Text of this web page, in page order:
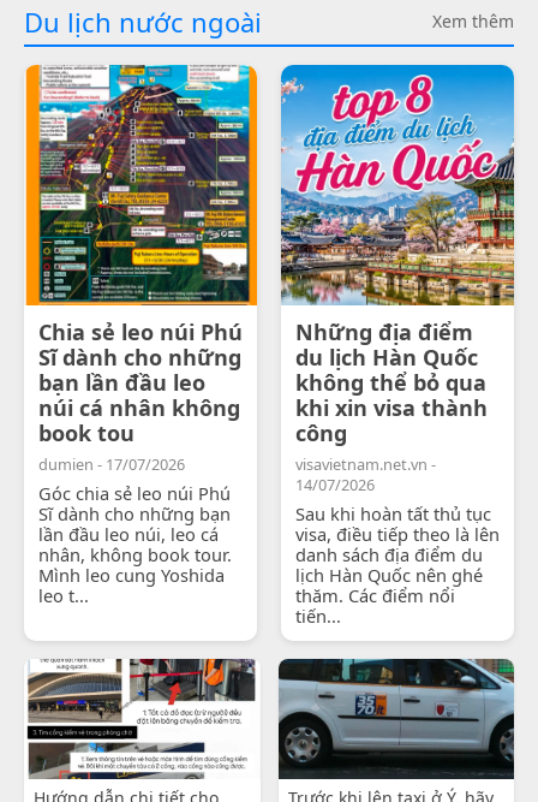
Du lịch nước ngoài Xem thêm
Chia sẻ leo núi Phú
Sĩ dành cho những
bạn lần đầu leo
núi cá nhân không
book tou
dumien - 17/07/2026
Góc chia sẻ leo núi Phú
Sĩ dành cho những bạn
lần đầu leo núi, leo cá
nhân, không book tour.
Mình leo cung Yoshida
leo t...
Những địa điểm
du lịch Hàn Quốc
không thể bỏ qua
khi xin visa thành
công
visavietnam.net.vn -
14/07/2026
Sau khi hoàn tất thủ tục
visa, điều tiếp theo là lên
danh sách địa điểm du
lịch Hàn Quốc nên ghé
thăm. Các điểm nổi
tiến...
Hướng dẫn chi tiết cho
Trước khi lên taxi ở Ý, hãy